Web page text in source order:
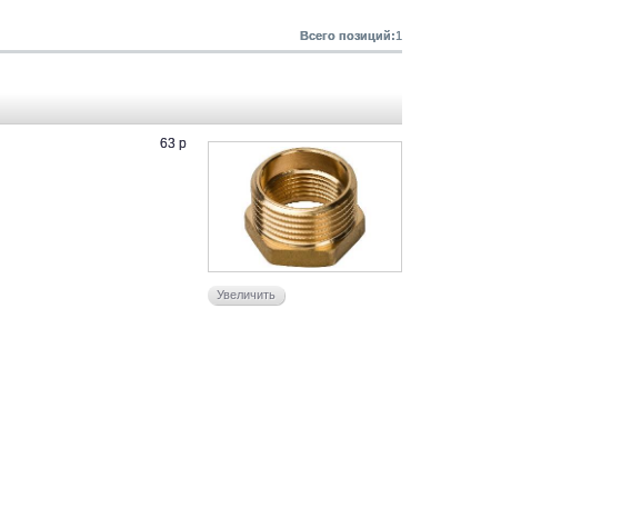
Всего позиций:1
63 р
Увеличить